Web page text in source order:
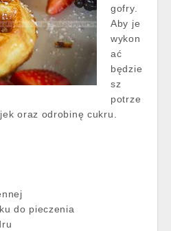
gofry.
Aby je
wykon
ać
będzie
sz
potrze
oraz odrobinę cukru.
do pieczenia